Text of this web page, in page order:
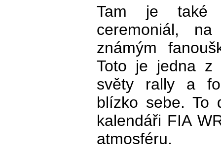
Tam je také
ceremoniál,
známým
Toto je jedna z
světy rally a
blízko sebe. To
kalendáři FIA
atmosféru.